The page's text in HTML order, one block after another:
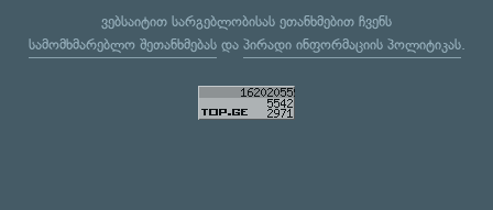
ვებსაიტით სარგებლობისას ეთანხმებით ჩვენს
სამომხმარებლო შეთანხმებასდა პირადი ინფორმაციის პოლიტიკას.